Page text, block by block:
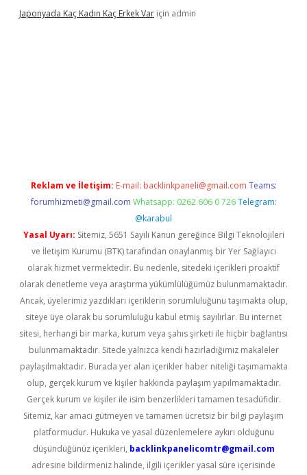
Japonyada Kaç Kadın Kaç Erkek Var için admin
Reklam ve İletişim: E-mail: backlinkpaneli@gmail.com Teams:
forumhizmeti@gmail.com Whatsapp: 0262 606 0 726 Telegram:
@karabul
Yasal Uyarı: Sitemiz, 5651 Sayılı Kanun gereğince Bilgi Teknolojileri
ve İletişim Kurumu (BTK) tarafından onaylanmış bir Yer Sağlayıcı
olarak hizmet vermektedir. Bu nedenle, sitedeki içerikleri proaktif
olarak denetleme veya araştırma yükümlülüğümüz bulunmamaktadır.
Ancak, üyelerimiz yazdıkları içeriklerin sorumluluğunu taşımakta olup,
siteye üye olarak bu sorumluluğu kabul etmiş sayılırlar. Bu internet
sitesi, herhangi bir marka, kurum veya şahıs şirketi ile hiçbir bağlantısı
bulunmamaktadır. Sitede yalnızca kendi hazırladığımız makaleler
paylaşılmaktadır. Burada yer alan içerikler haber niteliği taşımamakta
olup, gerçek kurum ve kişiler hakkında paylaşım yapılmamaktadır.
Gerçek kurum ve kişiler ile isim benzerlikleri tamamen tesadüfidir.
Sitemiz, kar amacı gütmeyen ve tamamen ücretsiz bir bilgi paylaşım
platformudur. Hukuka ve yasal düzenlemelere aykırı olduğunu
düşündüğünüz içerikleri, backlinkpanelicomtr@gmail.com
adresine bildirmeniz halinde, ilgili içerikler yasal süre içerisinde